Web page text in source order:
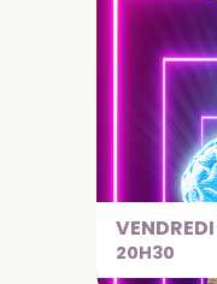
VENDREDI
20H30